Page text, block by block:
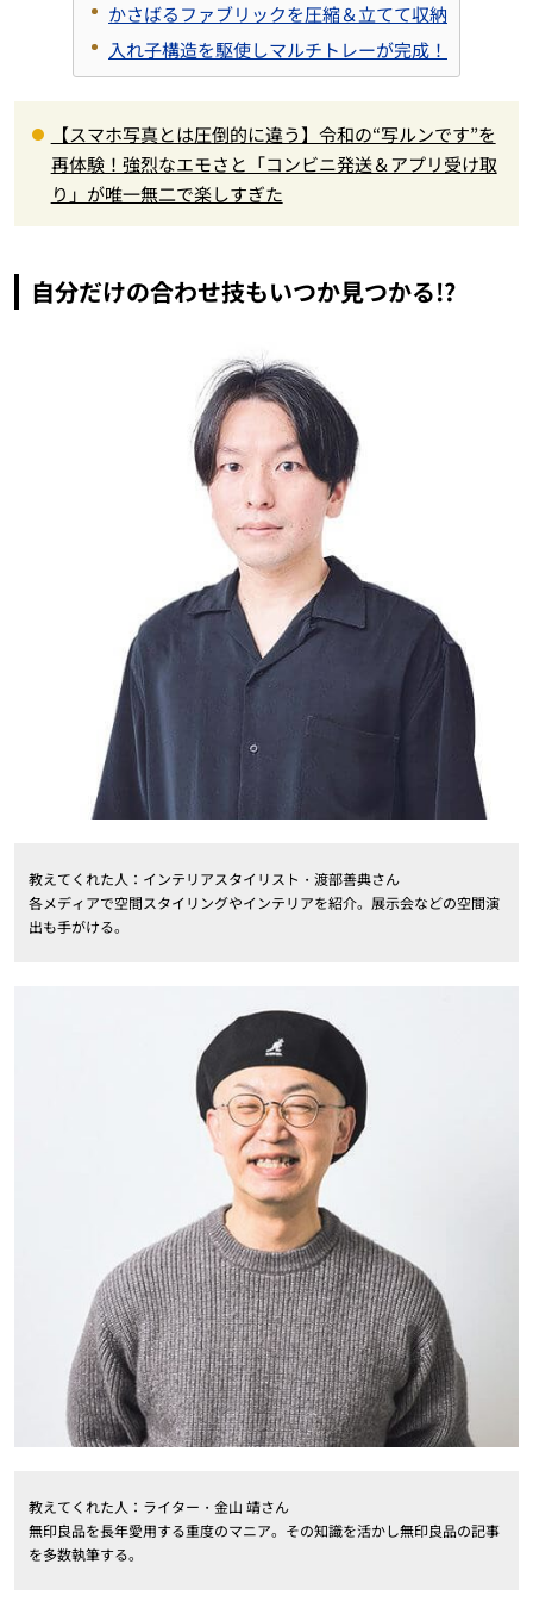
かさばるファブリックを圧縮＆立てて収納
入れ子構造を駆使しマルチトレーが完成！
【スマホ写真とは圧倒的に違う】令和の“写ルンです”を
再体験！強烈なエモさと「コンビニ発送＆アプリ受け取
り」が唯一無二で楽しすぎた
自分だけの合わせ技もいつか見つかる!?
教えてくれた人：インテリアスタイリスト・渡部善典さん
各メディアで空間スタイリングやインテリアを紹介。展示会などの空間演
出も手がける。
教えてくれた人：ライター・金山 靖さん
無印良品を長年愛用する重度のマニア。その知識を活かし無印良品の記事
を多数執筆する。